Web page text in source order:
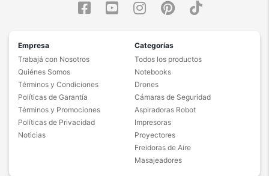
Empresa
Trabajá con Nosotros
Quiénes Somos
Términos y Condiciones
Políticas de Garantía
Términos y Promociones
Políticas de Privacidad
Noticias
Categorías
Todos los productos
Notebooks
Drones
Cámaras de Seguridad
Aspiradoras Robot
Impresoras
Proyectores
Freidoras de Aire
Masajeadores